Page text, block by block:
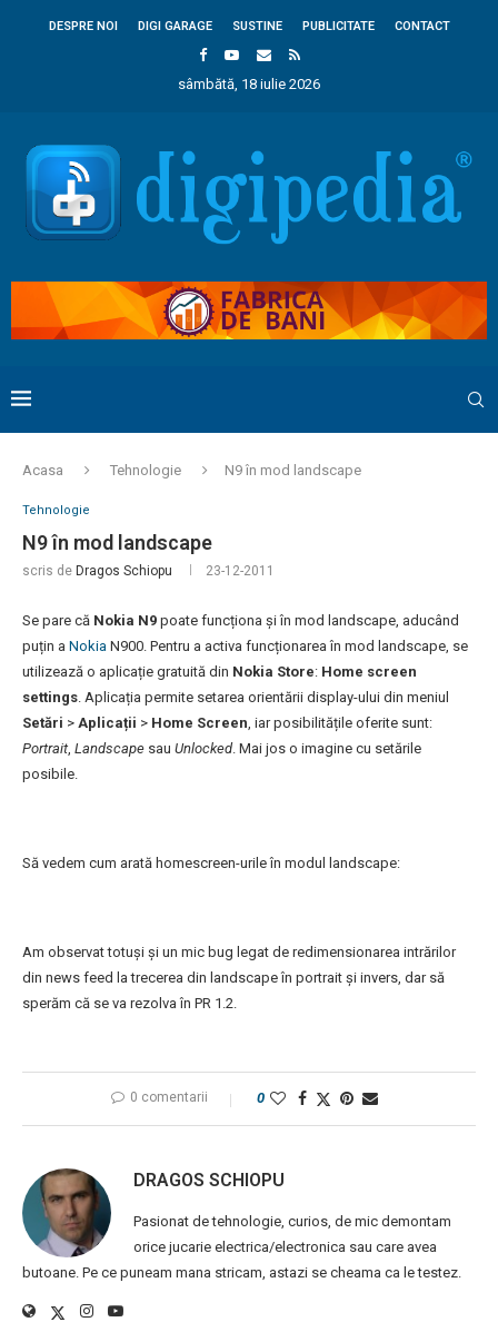
DESPRE NOI DIGI GARAGE SUSTINE PUBLICITATE CONTACT
sâmbătă, 18 iulie 2026
Acasa Tehnologie N9 în mod landscape
Tehnologie
N9 în mod landscape
scris de Dragos Schiopu 23-12-2011
Se pare că Nokia N9 poate funcționa și în mod landscape, aducând
puțin a Nokia N900. Pentru a activa funcționarea în mod landscape, se
utilizează o aplicație gratuită din Nokia Store: Home screen
settings. Aplicația permite setarea orientării display-ului din meniul
Setări > Aplicații > Home Screen, iar posibilitățile oferite sunt:
Portrait, Landscape sau Unlocked. Mai jos o imagine cu setările
posibile.
Să vedem cum arată homescreen-urile în modul landscape:
Am observat totuși și un mic bug legat de redimensionarea intrărilor
din news feed la trecerea din landscape în portrait și invers, dar să
sperăm că se va rezolva în PR 1.2.
0 comentarii 0
DRAGOS SCHIOPU
Pasionat de tehnologie, curios, de mic demontam
orice jucarie electrica/electronica sau care avea
butoane. Pe ce puneam mana stricam, astazi se cheama ca le testez.